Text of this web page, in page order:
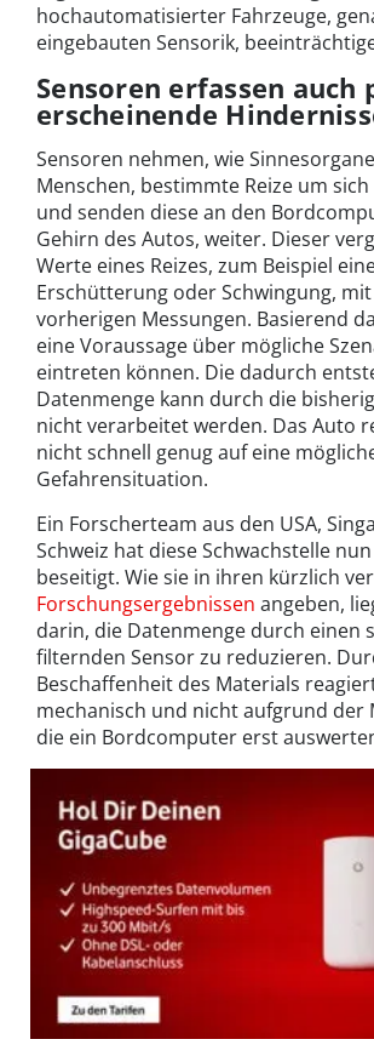
hochautomatisierter Fahrzeuge,
eingebauten Sensorik,
Sensoren erfassen auch
erscheinende
Sensoren nehmen, wie
Menschen, bestimmte Reize um
und senden diese an den
Gehirn des Autos, weiter. Dieser
Werte eines Reizes, zum Beispiel
Erschütterung oder Schwingung,
vorherigen Messungen. Basierend
eine Voraussage über mögliche
eintreten können. Die dadurch
Datenmenge kann durch die
nicht verarbeitet werden. Das Auto
nicht schnell genug auf eine
Gefahrensituation.
Ein Forscherteam aus den USA,
Schweiz hat diese Schwachstelle
beseitigt. Wie sie in ihren kürzlich
Forschungsergebnissen angeben,
darin, die Datenmenge durch einen
filternden Sensor zu reduzieren.
Beschaffenheit des Materials
mechanisch und nicht aufgrund der
die ein Bordcomputer erst